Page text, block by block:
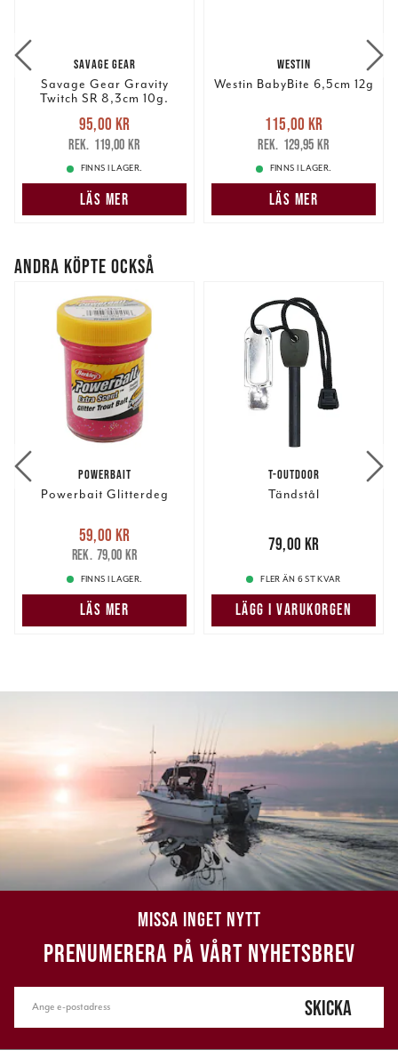
Dessa kan i sin tur kombinera informationen med annan
information som du har tillhandahållit eller som de har
samlat in när du har använt deras tjänster.
SAVAGE GEAR
Savage Gear Gravity
Twitch SR 8,3cm 10g.
Nuvarande pris
95,00 krTidigare pris
119,00 kr
95,00 kr
119,00 kr
FINNS I LAGER.
LÄS MER
WESTIN
Westin BabyBite 6,5cm 12g
Nuvarande pris
115,00 krTidigare pris
129,95 kr
115,00 kr
129,95 kr
FINNS I LAGER.
LÄS MER
ANDRA KÖPTE OCKSÅ
POWERBAIT
Powerbait Glitterdeg
Nuvarande pris
59,00 krTidigare pris
79,00 kr
59,00 kr
79,00 kr
FINNS I LAGER.
LÄS MER
T-OUTDOOR
Tändstål
79,00 kr
79,00 kr
FLER ÄN 6 ST KVAR
LÄGG I VARUKORGEN
MISSA INGET NYTT
PRENUMERERA PÅ VÅRT NYHETSBREV
SKICKA